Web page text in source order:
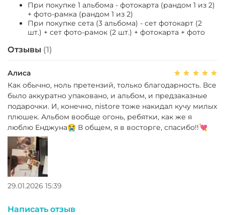
При покупке 1 альбома - фотокарта (рандом 1 из 2)
+ фото-рамка (рандом 1 из 2)
При покупке сета (3 альбома) - сет фотокарт (2
шт.) + сет фото-рамок (2 шт.) + фотокарта + фото
Отзывы (1)
Алиса
Как обычно, ноль претензий, только благодарность. Все
было аккуратно упаковано, и альбом, и предзаказные
подарочки. И, конечно, nistore тоже накидал кучу милых
плюшек. Альбом вообще огонь, ребятки, как же я
люблю Енджуна😭 В общем, я в восторге, спасибо!!💘
29.01.2026 15:39
Написать отзыв